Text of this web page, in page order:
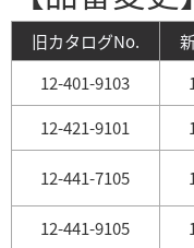
旧カタログNo.
12-401-9103
12-421-9101
12-441-7105
12-441-9105